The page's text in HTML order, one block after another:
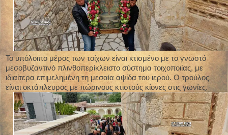
Το υπόλοιπο μέρος των τοίχων είναι κτισμένο με το γνωστό
μεσοβυζαντινό πλινθοπερίκλειστο σύστημα τοιχοποιίας, με
ιδιαίτερα επιμελημένη τη μεσαία αψίδα του ιερού. Ο τρούλος
είναι οκτάπλευρος με πώρινους κτιστούς κίονες στις γωνίες.